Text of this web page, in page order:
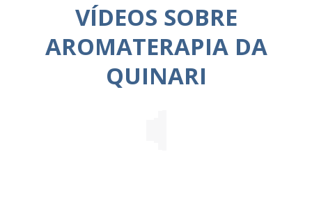
VÍDEOS SOBRE
AROMATERAPIA DA
QUINARI